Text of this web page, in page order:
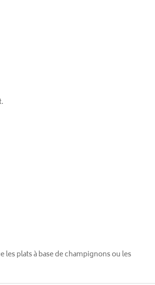
plats à base de champignons ou les